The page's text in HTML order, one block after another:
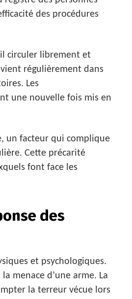
des procédures
circuler librement et
régulièrement dans
Les
une nouvelle fois mis en
un facteur qui complique
Cette précarité
font face les
des
et psychologiques.
menace d’une arme. La
la terreur vécue lors